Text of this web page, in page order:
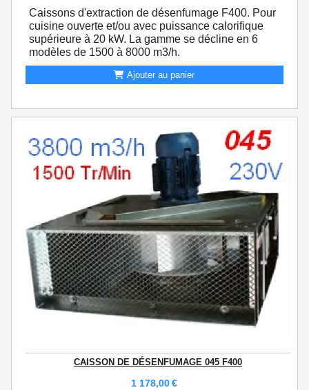
Caissons d'extraction de désenfumage F400. Pour
cuisine ouverte et/ou avec puissance calorifique
supérieure à 20 kW. La gamme se décline en 6
modèles de 1500 à 8000 m3/h.
Ajouter au panier
CAISSON DE DÉSENFUMAGE 045 F400
1 178,00€